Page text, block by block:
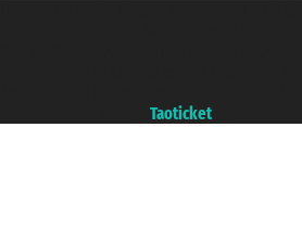
Taoticket